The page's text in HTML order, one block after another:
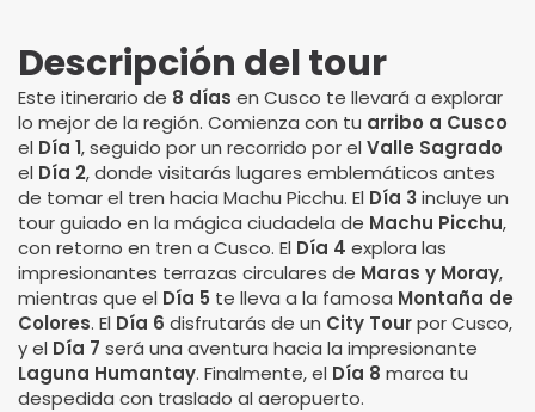
Descripción del tour
Este itinerario de 8 días en Cusco te llevará a explorar
lo mejor de la región. Comienza con tu arribo a Cusco
el Día 1, seguido por un recorrido por el Valle Sagrado
el Día 2, donde visitarás lugares emblemáticos antes
de tomar el tren hacia Machu Picchu. El Día 3 incluye un
tour guiado en la mágica ciudadela de Machu Picchu,
con retorno en tren a Cusco. El Día 4 explora las
impresionantes terrazas circulares de Maras y Moray,
mientras que el Día 5 te lleva a la famosa Montaña de
Colores. El Día 6 disfrutarás de un City Tourpor Cusco,
y el Día 7 será una aventura hacia la impresionante
Laguna Humantay. Finalmente, el Día 8 marca tu
despedida con traslado al aeropuerto.